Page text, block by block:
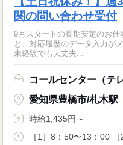
関の問い合わせ受付
9月スタートの長期安定のお
と、対応履歴のデータ入力がメインです。 PC入
未経験でも大丈夫...
コールセンター（テ
愛知県豊橋市/札木駅
時給1,435円～
［1］8：50〜13：00